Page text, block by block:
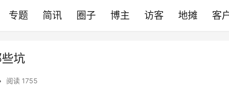
专题 简讯 圈子 博主 访客 地摊 客
坑
阅读 1755